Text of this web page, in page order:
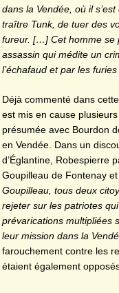
dans la Vendée, où il
traître Tunk, de tuer des
fureur. […] Cet homme se
assassin qui médite un
l’échafaud et par les furies
Déjà commenté dans
est mis en cause
présumée avec Bourdon
en Vendée. Dans un
d’Églantine, Robespierre
Goupilleau de Fontenay
Goupilleau, tous deux
rejeter sur les patriotes
prévarications multipliées
leur mission dans la
farouchement contre les
étaient également